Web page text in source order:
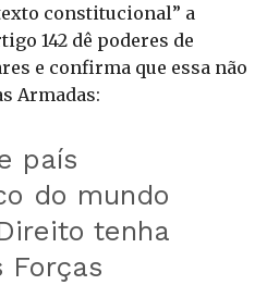
constitucional” a
142 dê poderes de
e confirma que essa não
Armadas:
país
do mundo
tenha
Forças